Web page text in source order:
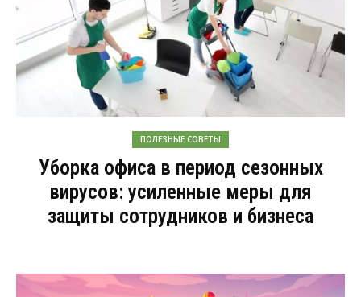
ПОЛЕЗНЫЕ СОВЕТЫ
Уборка офиса в период сезонных
вирусов: усиленные меры для
защиты сотрудников и бизнеса